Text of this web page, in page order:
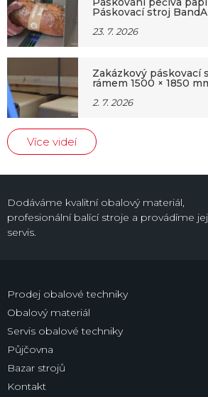
Páskovací stroj
23. 7. 2026
Zakázkový páskovací
rámem 1500 × 1850
2. 7. 2026
Více videí
Dodáváme kvalitní obalový materiál,
profesionální balící stroje a provádíme
servis.
Prodej obalové techniky
Obalový materiál
Servis obalové techniky
Půjčovna
Bazar strojů
Kontakt